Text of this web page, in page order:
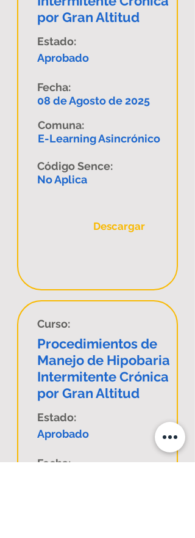
por Gran Altitud
Estado:
Aprobado
Fecha:
08 de Agosto de 2025
Comuna:
E-Learning Asincrónico
Código Sence:
No Aplica
Descargar
Curso:
Procedimientos de
Manejo de Hipobaria
Intermitente Crónica
por Gran Altitud
Estado:
Aprobado
Fecha: